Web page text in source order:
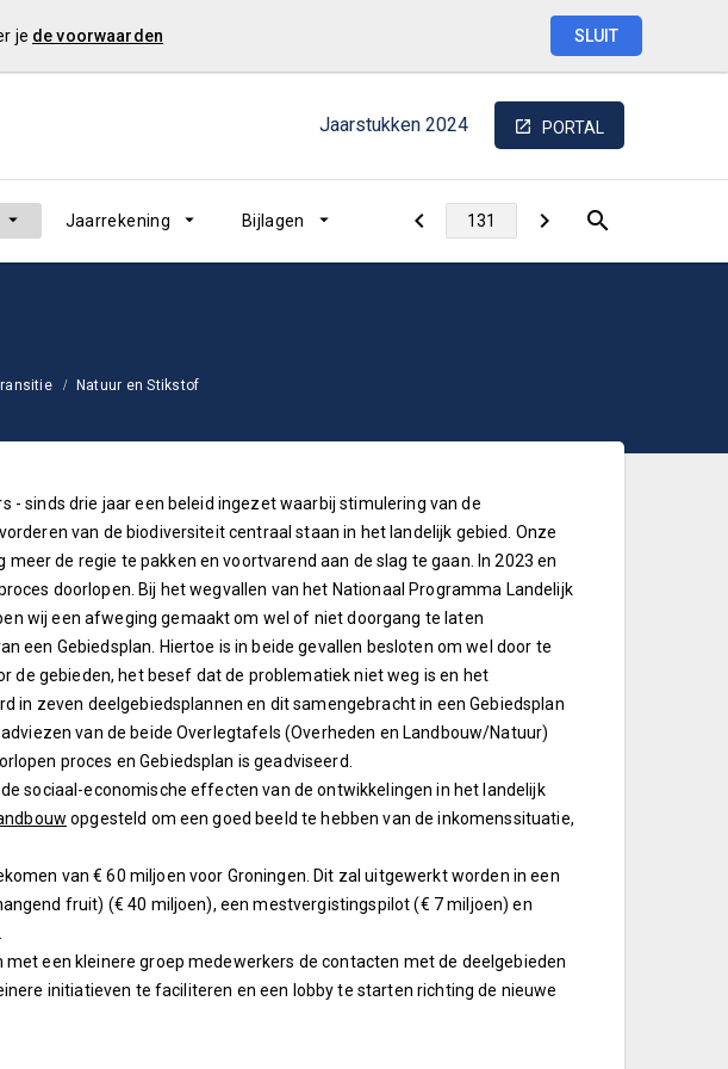
je de voorwaarden SLUIT
Jaarstukken 2024 PORTAL
Jaarrekening Bijlagen
Natuur en Stikstof
sinds drie jaar een beleid ingezet waarbij stimulering van de
van de biodiversiteit centraal staan in het landelijk gebied. Onze
de regie te pakken en voortvarend aan de slag te gaan. In 2023 en
doorlopen. Bij het wegvallen van het Nationaal Programma Landelijk
wij een afweging gemaakt om wel of niet doorgang te laten
een Gebiedsplan. Hiertoe is in beide gevallen besloten om wel door te
de gebieden, het besef dat de problematiek niet weg is en het
in zeven deelgebiedsplannen en dit samengebracht in een Gebiedsplan
van de beide Overlegtafels (Overheden en Landbouw/Natuur)
proces en Gebiedsplan is geadviseerd.
sociaal-economische effecten van de ontwikkelingen in het landelijk
opgesteld om een goed beeld te hebben van de inkomenssituatie,
van € 60 miljoen voor Groningen. Dit zal uitgewerkt worden in een
fruit) (€ 40 miljoen), een mestvergistingspilot (€ 7 miljoen) en
een kleinere groep medewerkers de contacten met de deelgebieden
initiatieven te faciliteren en een lobby te starten richting de nieuwe